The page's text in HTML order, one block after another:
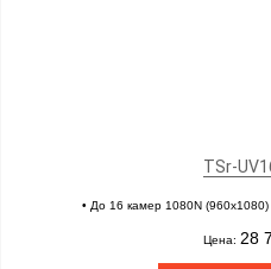
TSr-
• До 16 камер 1080N
Цена: 28